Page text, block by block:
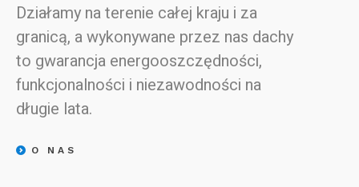
Działamy na terenie całej kraju i za
granicą, a wykonywane przez nas dachy
to gwarancja energooszczędności,
funkcjonalności i niezawodności na
długie lata.
O NAS